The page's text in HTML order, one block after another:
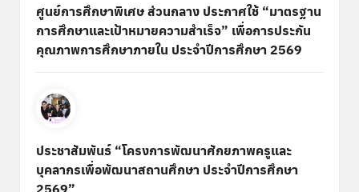
ศูนย์การศึกษาพิเศษ ส่วนกลาง ประกาศใช้ “มาตรฐาน
การศึกษาและเป้าหมายความสำเร็จ” เพื่อการประกัน
คุณภาพการศึกษาภายใน ประจำปีการศึกษา 2569
ประชาสัมพันธ์ “โครงการพัฒนาศักยภาพครูและ
บุคลากรเพื่อพัฒนาสถานศึกษา ประจำปีการศึกษา